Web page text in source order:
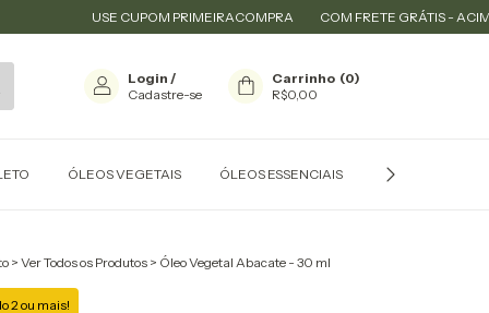
USE CUPOM PRIMEIRACOMPRA COM FRETE GRÁTIS - ACIMA R$
Login /
Cadastre-se
Carrinho (0)
R$0,00
ÓLEOS VEGETAIS ÓLEOS ESSENCIAIS CARREADORES
> Ver Todos os Produtos > Óleo Vegetal Abacate - 30 ml
2 ou mais!